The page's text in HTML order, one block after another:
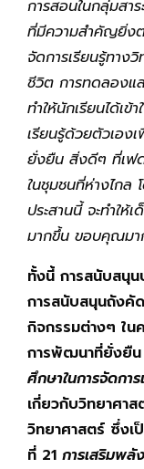
การสอนในกลุ่มสา
ที่มีความสําคัญยิ่งต่
จัดการเรียนรู้ทาง
ชีวิต การทดลองแ
ทำให้นักเรียนได้เ
เรียนรู้ด้วยตัวเอง
ยั่งยืน สิ่งดีๆ ที่เฟด
ในชุมชนที่ห่างไกล
ประสานนี้ จะทำให้
มากขึ้น ขอบคุณมา
ทั้งนี้ การสนับสนุ
การสนับสนุนถังคั
กิจกรรมต่างๆ ใน
การพัฒนาที่ยั่งยื
ศึกษาในการจัดกา
เกี่ยวกับวิทยาศาส
วิทยาศาสตร์ ซึ่งเ
ที่ 21 การเสริมพลั